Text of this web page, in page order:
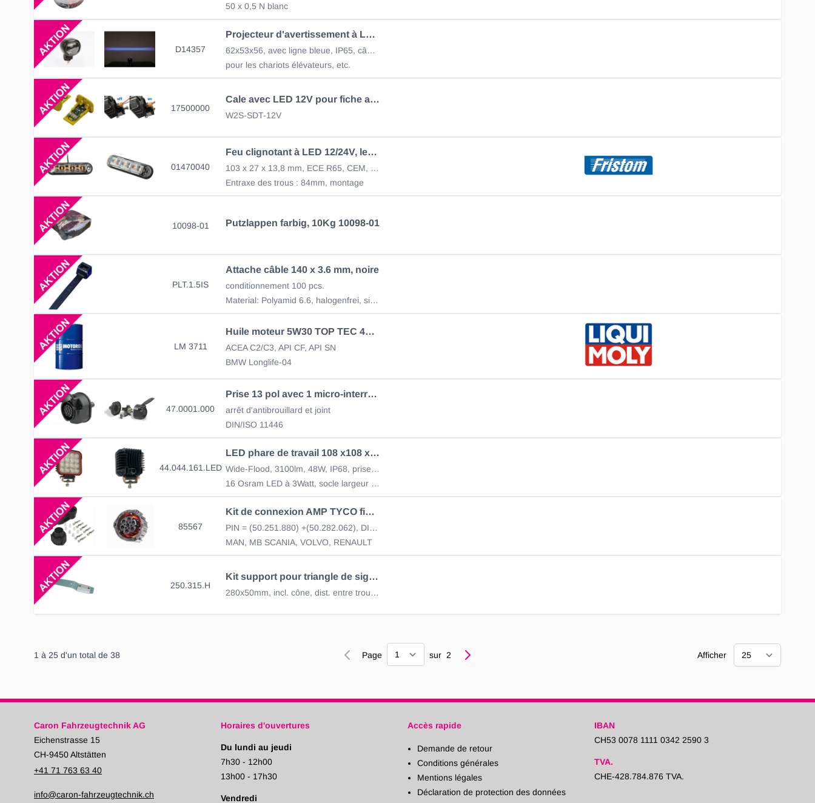
50 x 0,5 N blanc
D14357
Projecteur d'avertissement à LED 10 - 80V
62x53x56, avec ligne bleue, IP65, câble 0.5m
pour les chariots élévateurs, etc.
17500000
Cale avec LED 12V pour fiche allemande 2 pôles 17416000
W2S-SDT-12V
01470040
Feu clignotant à LED 12/24V, lentille transparente/lumière orange
103 x 27 x 13,8 mm, ECE R65, CEM, câble de 150mm, IP68
Entraxe des trous : 84mm, montage
10098-01 Putzlappen farbig, 10Kg 10098-01
PLT.1.5IS
Attache câble 140 x 3.6 mm, noire
conditionnement 100 pcs.
Material: Polyamid 6.6, halogenfrei, silikonfrei
LM 3711
Huile moteur 5W30 TOP TEC 4200 205 litre
ACEA C2/C3, API CF, API SN
BMW Longlife-04
47.0001.000
Prise 13 pol avec 1 micro-interrupteur 12V
arrêt d'antibrouillard et joint
DIN/ISO 11446
44.044.161.LED
LED phare de travail 108 x108 x 64, 9-32V
Wide-Flood, 3100lm, 48W, IP68, prise allemande 2 pôles
16 Osram LED à 3Watt, socle largeur 45mm
85567
Kit de connexion AMP TYCO fiche 7-pol
PIN = (50.251.880) +(50.282.062), DIN/ISO 72585
MAN, MB SCANIA, VOLVO, RENAULT
250.315.H
Kit support pour triangle de signalisation
280x50mm, incl. cône, dist. entre trous planche 153mm
1 à 25 d'un total de 38 Page sur Page
2 Afficher
Caron Fahrzeugtechnik AG
Eichenstrasse 15
CH-9450 Altstätten
+41 71 763 63 40
info@caron-fahrzeugtechnik.ch
Horaires d'ouvertures
Du lundi au jeudi
7h30 - 12h00
13h00 - 17h30
Vendredi
Accès rapide
Demande de retour
Conditions générales
Mentions légales
Déclaration de protection des données
IBAN
CH53 0078 1111 0342 2590 3
TVA.
CHE-428.784.876 TVA.